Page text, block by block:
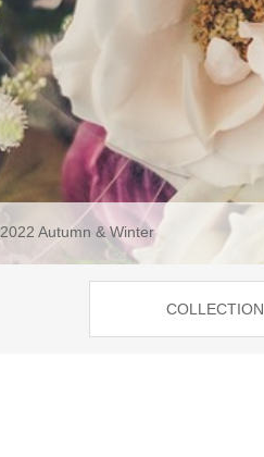
2022 Autumn & Winter
COLLECTION